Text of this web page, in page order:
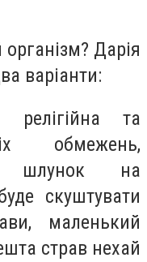
Дарія
варіанти:
та
обмежень,
шлунок на
скуштувати
маленький
страв нехай